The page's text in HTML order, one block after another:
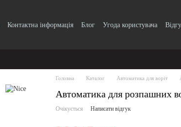
Контактна інформація Блог Угода користувача
Головна Каталог Автоматика для воріт
Автоматика для розпашних
Очікується Написати відгук